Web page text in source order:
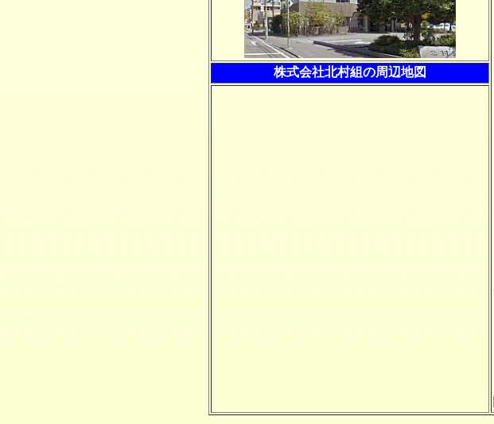
株式会社北村組の周辺地図